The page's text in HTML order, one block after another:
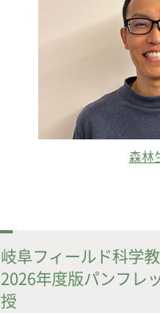
森林
阜フィールド科学
年度版パンフレッ